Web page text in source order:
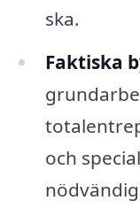
ska.
Faktiska
och